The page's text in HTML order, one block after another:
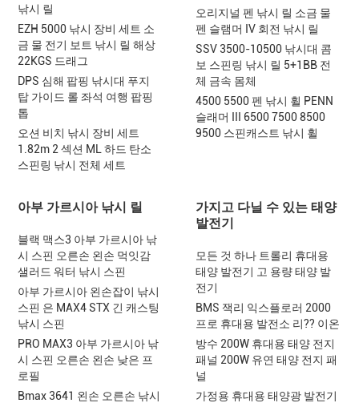
낚시 릴
EZH 5000 낚시 장비 세트 소
금 물 전기 보트 낚시 릴 해상
22KGS 드래그
DPS 심해 팝핑 낚시대 푸지
탑 가이드 롤 좌석 여행 팝핑
톱
오션 비치 낚시 장비 세트
1.82m 2 섹션 ML 하드 탄소
스핀링 낚시 전체 세트
오리지널 펜 낚시 릴 소금 물
펜 슬램머 IV 회전 낚시 릴
SSV 3500-10500 낚시대 콤
보 스핀링 낚시 릴 5+1BB 전
체 금속 몸체
4500 5500 펜 낚시 휠 PENN
슬래머 III 6500 7500 8500
9500 스핀캐스트 낚시 휠
아부 가르시아 낚시 릴
블랙 맥스3 아부 가르시아 낚
시 스핀 오른손 왼손 먹잇감
샐러드 워터 낚시 스핀
아부 가르시아 왼손잡이 낚시
스핀 은 MAX4 STX 긴 캐스팅
낚시 스핀
PRO MAX3 아부 가르시아 낚
시 스핀 오른손 왼손 낮은 프
로필
Bmax 3641 왼손 오른손 낚시
가지고 다닐 수 있는 태양
발전기
모든 것 하나 트롤리 휴대용
태양 발전기 고 용량 태양 발
전기
BMS 잭리 익스플로러 2000
프로 휴대용 발전소 리?? 이온
방수 200W 휴대용 태양 전지
패널 200W 유연 태양 전지 패
널
가정용 휴대용 태양광 발전기